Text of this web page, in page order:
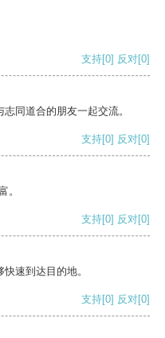
支持[0] 反对[0]
同道合的朋友一起交流。
支持[0] 反对[0]
。
支持[0] 反对[0]
速到达目的地。
支持[0] 反对[0]